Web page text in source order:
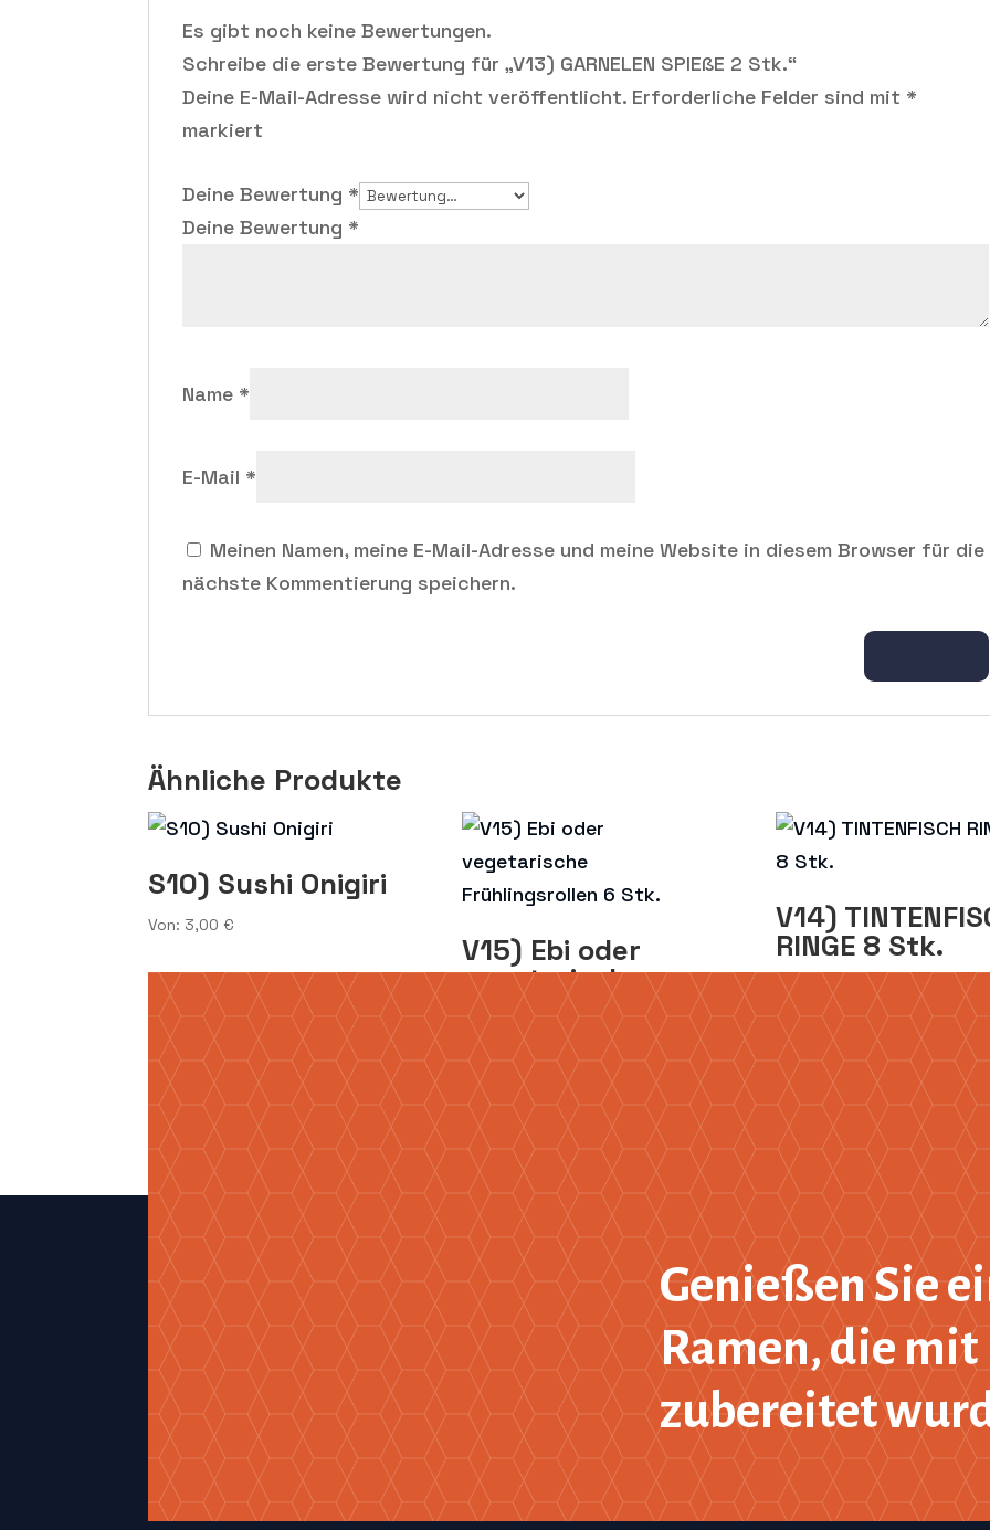
Es gibt noch keine Bewertungen.
Schreibe die erste Bewertung für „V13) GARNELEN SPIEßE 2 Stk.“
Deine E-Mail-Adresse wird nicht veröffentlicht. Erforderliche Felder sind mit *
markiert
Deine Bewertung *
Deine Bewertung *
Name *
E-Mail *
Meinen Namen, meine E-Mail-Adresse und meine Website in diesem Browser für die
nächste Kommentierung speichern.
Ähnliche Produkte
S10) Sushi Onigiri
Von: 3,00 €
V15) Ebi oder
vegetarische
Frühlingsrollen 6
Stk.
Von: 4,50
V14)
RINGE 8 Stk.
6,90
Genießen Sie
Ramen, die mit
zubereitet